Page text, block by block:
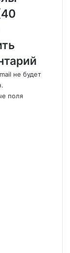
не будет
поля